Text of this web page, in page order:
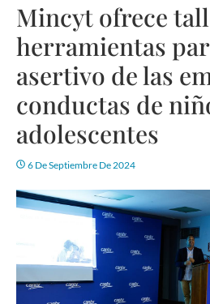
Mincyt ofrece
herramientas
asertivo de las
conductas de
adolescentes
6 De Septiembre De 2024